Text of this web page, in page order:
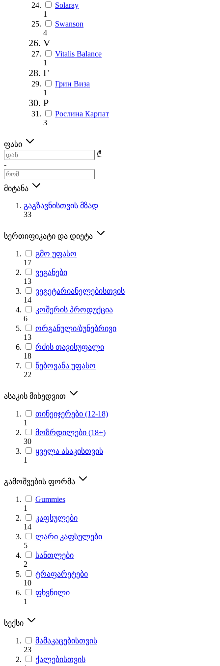
Solaray
1
Swanson
4
V
Vitalis Balance
1
Г
Грин Виза
1
Р
Рослина Карпат
3
ფასი
₾
-
მიტანა
გაგზავნისთვის მზად
33
სერთიფიკატი და დიეტა
გმო უფასო
17
ვეგანები
13
ვეგეტარიანელებისთვის
14
კოშერის პროდუქცია
6
ორგანული/ბუნებრივი
13
რძის თავისუფალი
18
წებოვანა უფასო
22
ასაკის მიხედვით
თინეიჯერები (12-18)
1
მოზრდილები (18+)
30
ყველა ასაკისთვის
1
გამოშვების ფორმა
Gummies
1
კაფსულები
14
ლარი კაფსულები
5
სანთლები
2
ტრაფარეტები
10
ფხვნილი
1
სექსი
მამაკაცებისთვის
23
ქალებისთვის